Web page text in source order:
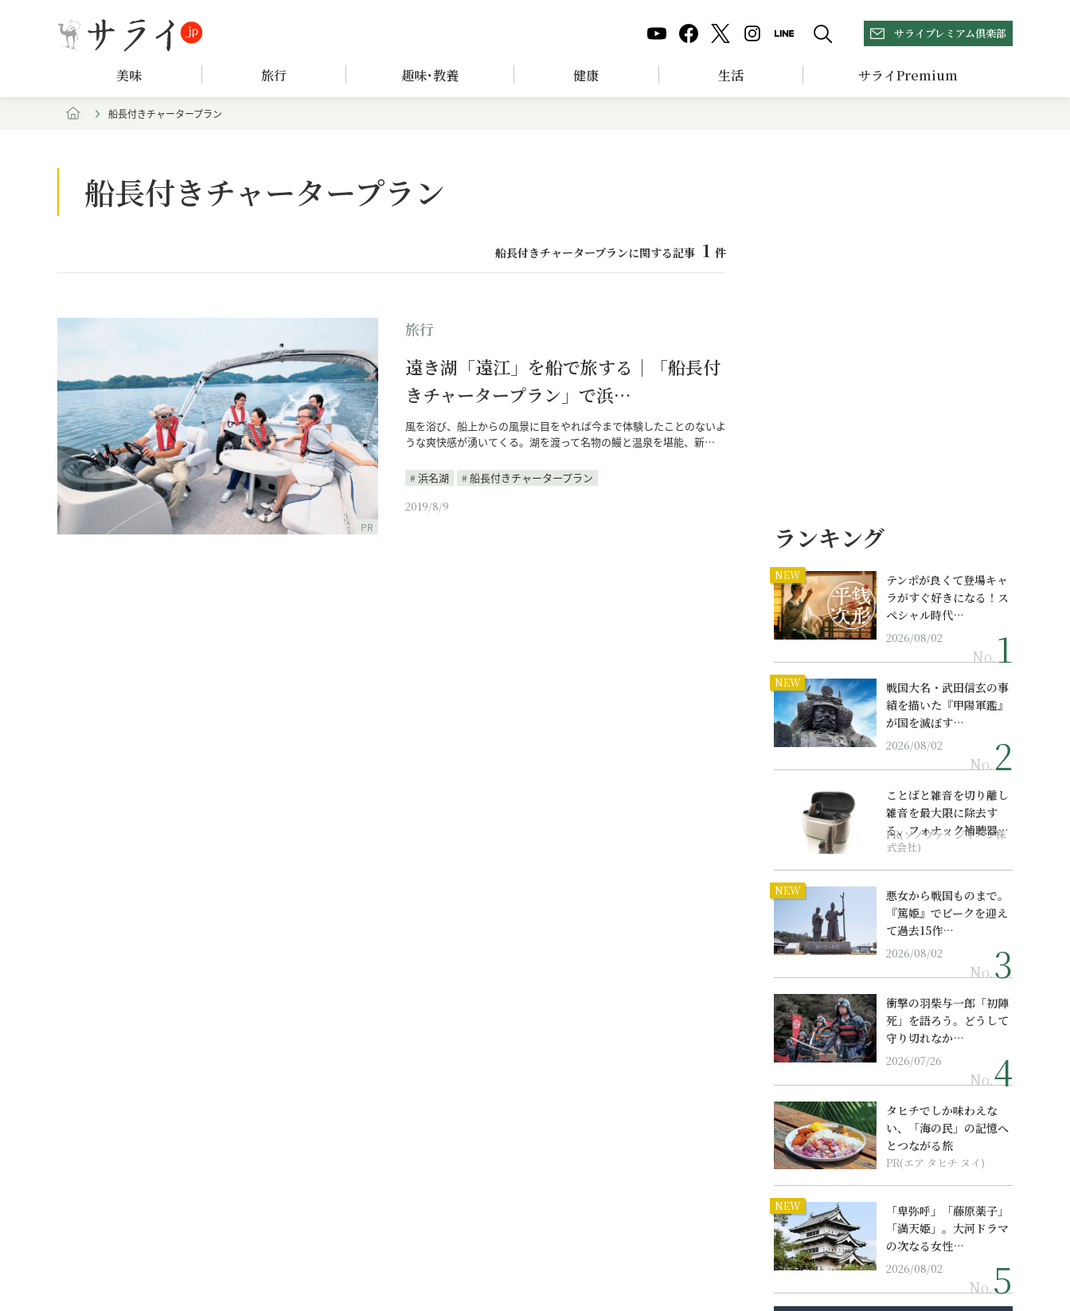
サライプレミアム倶楽部
美味 旅行 趣味･教養 健康 生活 サライPremium
船長付きチャータープラン
船長付きチャータープラン
船長付きチャータープランに関する記事 1 件
PR
旅行
遠き湖「遠江」を船で旅する｜「船長付
きチャータープラン」で浜…
風を浴び、船上からの風景に目をやれば今まで体験したことのないよ
うな爽快感が湧いてくる。湖を渡って名物の鰻と温泉を堪能、新…
浜名湖
船長付きチャータープラン
2019/8/9
ランキング
NEW
テンポが良くて登場キャ
ラがすぐ好きになる！ス
ペシャル時代…
2026/08/02
No.
NEW
戦国大名・武田信玄の事
績を描いた『甲陽軍鑑』
が国を滅ぼす…
2026/08/02
No.
ことばと雑音を切り離し
雑音を最大限に除去す
る、フォナック補聴器の
最上位モデル
PR(ソノヴァ・ジャパン株
式会社)
NEW
悪女から戦国ものまで。
『篤姫』でピークを迎え
て過去15作…
2026/08/02
No.
衝撃の羽柴与一郎「初陣
死」を語ろう。どうして
守り切れなか…
2026/07/26
No.
タヒチでしか味わえな
い、「海の民」の記憶へ
とつながる旅
PR(エア タヒチ ヌイ)
NEW
「卑弥呼」「藤原薬子」
「満天姫」。大河ドラマ
の次なる女性…
2026/08/02
No.